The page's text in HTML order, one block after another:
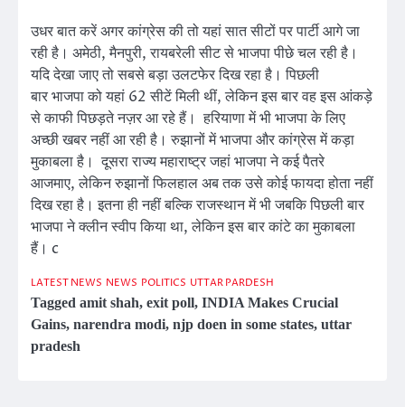
उधर बात करें अगर कांग्रेस की तो यहां सात सीटों पर पार्टी आगे जा
रही है। अमेठी, मैनपुरी, रायबरेली सीट से भाजपा पीछे चल रही है।
यदि देखा जाए तो सबसे बड़ा उलटफेर दिख रहा है। पिछली
बार भाजपा को यहां 62 सीटें मिली थीं, लेकिन इस बार वह इस आंकड़े
से काफी पिछड़ते नज़र आ रहे हैं। हरियाणा में भी भाजपा के लिए
अच्छी खबर नहीं आ रही है। रुझानों में भाजपा और कांग्रेस में कड़ा
मुकाबला है। दूसरा राज्य महाराष्ट्र जहां भाजपा ने कई पैतरे
आजमाए, लेकिन रुझानों फिलहाल अब तक उसे कोई फायदा होता नहीं
दिख रहा है। इतना ही नहीं बल्कि राजस्थान में भी जबकि पिछली बार
भाजपा ने क्लीन स्वीप किया था, लेकिन इस बार कांटे का मुकाबला
हैं। c
LATEST NEWS NEWS POLITICS UTTAR PARDESH
Tagged amit shah, exit poll, INDIA Makes Crucial
Gains, narendra modi, njp doen in some states, uttar
pradesh